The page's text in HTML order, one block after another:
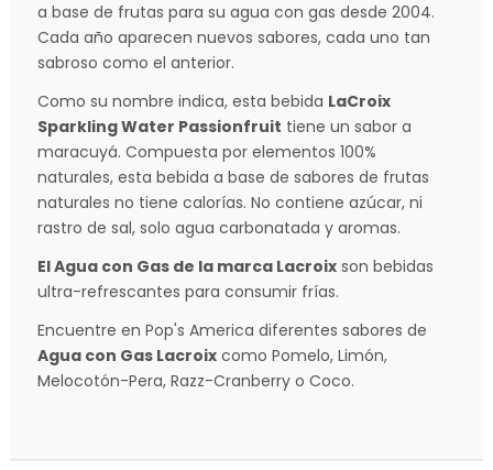
a base de frutas para su agua con gas desde 2004.
Cada año aparecen nuevos sabores, cada uno tan
sabroso como el anterior.
Como su nombre indica, esta bebida LaCroix
Sparkling Water Passionfruit tiene un sabor a
maracuyá. Compuesta por elementos 100%
naturales, esta bebida a base de sabores de frutas
naturales no tiene calorías. No contiene azúcar, ni
rastro de sal, solo agua carbonatada y aromas.
El Agua con Gas de la marca Lacroix son bebidas
ultra-refrescantes para consumir frías.
Encuentre en Pop's America diferentes sabores de
Agua con Gas Lacroix como Pomelo, Limón,
Melocotón-Pera, Razz-Cranberry o Coco.